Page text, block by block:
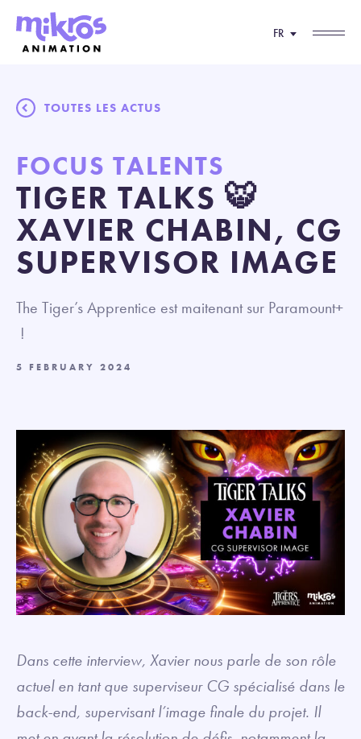
FR
TOUTES LES ACTUS
FOCUS TALENTS
TIGER TALKS 🐯
XAVIER CHABIN, CG
SUPERVISOR IMAGE
The Tiger’s Apprentice est maitenant sur Paramount+
!
5 FEBRUARY 2024
Dans cette interview, Xavier nous parle de son rôle
actuel en tant que superviseur CG spécialisé dans le
back-end, supervisant l’image finale du projet. Il